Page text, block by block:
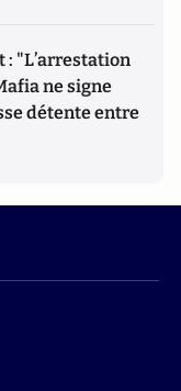
: "L’arrestation
ne signe
détente entre